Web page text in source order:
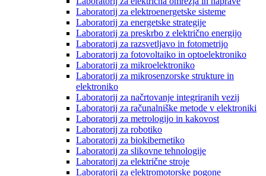
Laboratorij za elektroenergetske sisteme
Laboratorij za energetske strategije
Laboratorij za preskrbo z električno energijo
Laboratorij za razsvetljavo in fotometrijo
Laboratorij za fotovoltaiko in optoelektroniko
Laboratorij za mikroelektroniko
Laboratorij za mikrosenzorske strukture in
elektroniko
Laboratorij za načrtovanje integriranih vezij
Laboratorij za računalniške metode v elektroniki
Laboratorij za metrologijo in kakovost
Laboratorij za robotiko
Laboratorij za biokibernetiko
Laboratorij za slikovne tehnologije
Laboratorij za električne stroje
Laboratorij za elektromotorske pogone